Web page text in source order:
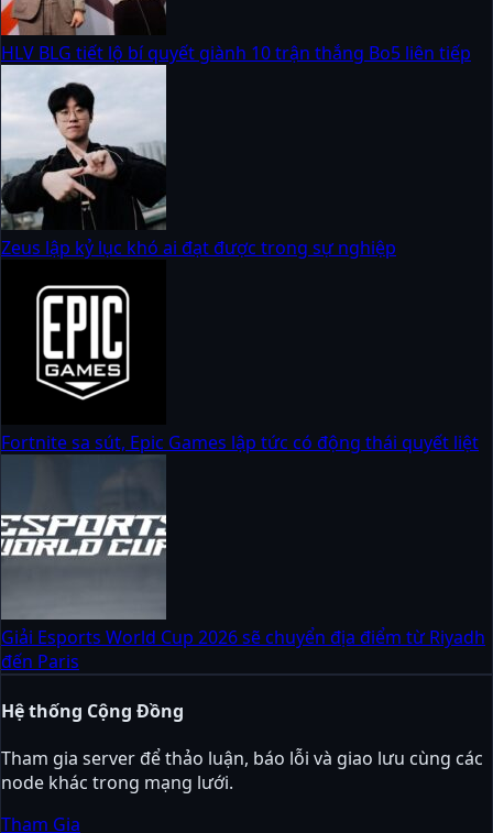
HLV BLG tiết lộ bí quyết giành 10 trận thắng Bo5 liên tiếp
Zeus lập kỷ lục khó ai đạt được trong sự nghiệp
Fortnite sa sút, Epic Games lập tức có động thái quyết liệt
Giải Esports World Cup 2026 sẽ chuyển địa điểm từ Riyadh
đến Paris
Hệ thống Cộng Đồng
Tham gia server để thảo luận, báo lỗi và giao lưu cùng các
node khác trong mạng lưới.
Tham Gia